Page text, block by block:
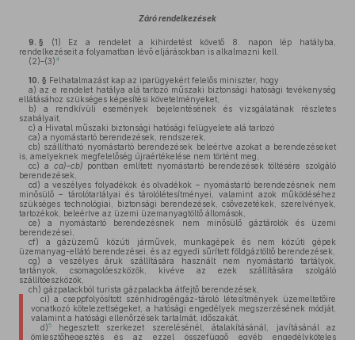
Záró rendelkezések
9. § (1) Ez a rendelet a kihirdetést követő 8. napon lép hatályba,
rendelkezéseit a folyamatban lévő eljárásokban is alkalmazni kell.
(2)–(3)4
10. § Felhatalmazást kap az iparügyekért felelős miniszter, hogy
a) az e rendelet hatálya alá tartozó műszaki biztonsági hatósági tevékenység
ellátásához szükséges képesítési követelményeket,
b) a rendkívüli események bejelentésének és vizsgálatának részletes
szabályait,
c) a Hivatal műszaki biztonsági hatósági felügyelete alá tartozó
ca) a nyomástartó berendezések, rendszerek,
cb) szállítható nyomástartó berendezések beleértve azokat a berendezéseket
is, amelyeknek megfelelőség újraértékelése nem történt meg,
cc) a ca)–cb) pontban említett nyomástartó berendezések töltésére szolgáló
berendezések,
cd) a veszélyes folyadékok és olvadékok – nyomástartó berendezésnek nem
minősülő – tárolótartályai és tárolólétesítményei, valamint azok működéséhez
szükséges technológiai, biztonsági berendezések, csővezetékek, szerelvények,
tartozékok, beleértve az üzemi üzemanyagtöltő állomások,
ce) a nyomástartó berendezésnek nem minősülő gáztárolók és üzemi
berendezései,
cf) a gázüzemű közúti járművek, munkagépek és nem közúti gépek
üzemanyag-ellátó berendezései, és az egyedi sűrített földgáztöltő berendezések,
cg) a veszélyes áruk szállítására használt nem nyomástartó tartályok,
tartányok, csomagolóeszközök, kivéve az ezek szállítására szolgáló
szállítóeszközök,
ch) gázpalackból turista gázpalackba átfejtő berendezések,
ci) a cseppfolyósított szénhidrogéngáz-tároló létesítmények üzemeltetőire
vonatkozó kötelezettségeket, a hatósági engedélyek megszerzésének módját,
valamint a hatósági ellenőrzések tartalmát, időszakát,
d)5hegesztett szerkezet szerelésénél, átalakításánál, javításánál az
ömlesztőhegesztés és az ezzel összefüggő egyéb engedélyköteles